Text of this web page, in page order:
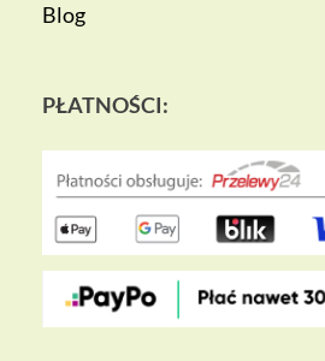
Blog
PŁATNOŚCI: